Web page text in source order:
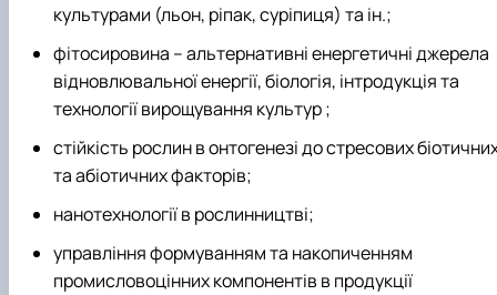
культурами (льон, ріпак, суріпиця) та ін.;
фітосировина – альтернативні енергетичні джерела
відновлювальної енергії, біологія, інтродукція та
технології вирощування культур ;
стійкість рослин в онтогенезі до стресових
та абіотичних факторів;
нанотехнології в рослинництві;
управління формуванням та накопиченням
промисловоцінних компонентів в продукції